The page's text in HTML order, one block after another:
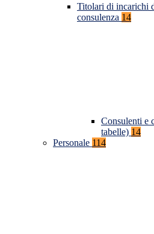
Titolari di incarichi
consulenza 14
Consulenti e
tabelle) 14
Personale 114